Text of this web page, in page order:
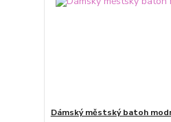
Dámský městský batoh